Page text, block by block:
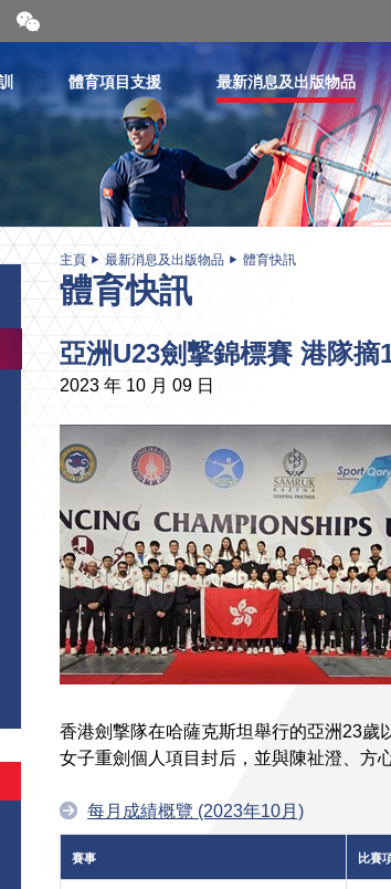
開
合
二
維
體育項目支援 最新消息及出版物品
主頁 最新消息及出版物品 體育快訊
體育快訊
亞洲U23劍撃錦標賽 港隊摘
2023 年 10 月 09 日
香港劍撃隊在哈薩克斯坦舉行的亞洲23歲
女子重劍個人項目封后，並與陳祉澄、方
每月成績概覽 (2023年10月)
賽事 比賽